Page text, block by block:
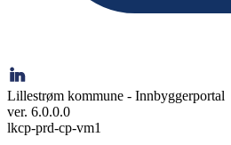
Lillestrøm kommune - Innbyggerportal
ver. 6.0.0.0
lkcp-prd-cp-vm1